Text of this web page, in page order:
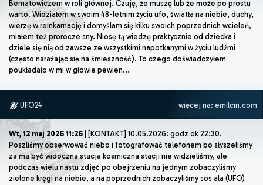
Bernatowiczem w roli głównej. Czuję, że muszę lub że może po prostu
warto. Widziałem w swoim 48-letnim życiu ufo, światła na niebie, duchy,
wierzę w reinkarnację i domyślam się kilku swoich poprzednich wcieleń,
miałem też prorocze sny. Niosę tą wiedzę praktycznie od dziecka i
dziele się nią od zawsze ze wszystkimi napotkanymi w życiu ludźmi
(często narażając się na śmieszność). To czego doświadczyłem
poukładało w mi w głowie pewien...
UFO24 więcej na: emilcin.com
Wt, 12 maj 2026 11:26 | [KONTAKT] 10.05.2026: godz ok 22:30.
Poszliśmy obserwować niebo i fotografować telefonem bo słyszeliśmy
za ma być widoczna stacja kosmiczna stacji nie widzieliśmy, ale
podczas wielu nastu zdjęć po obejrzeniu na jednym zobaczyliśmy
zielone kręgi na niebie, a na poprzednich zobaczyliśmy sos ala (UFO)